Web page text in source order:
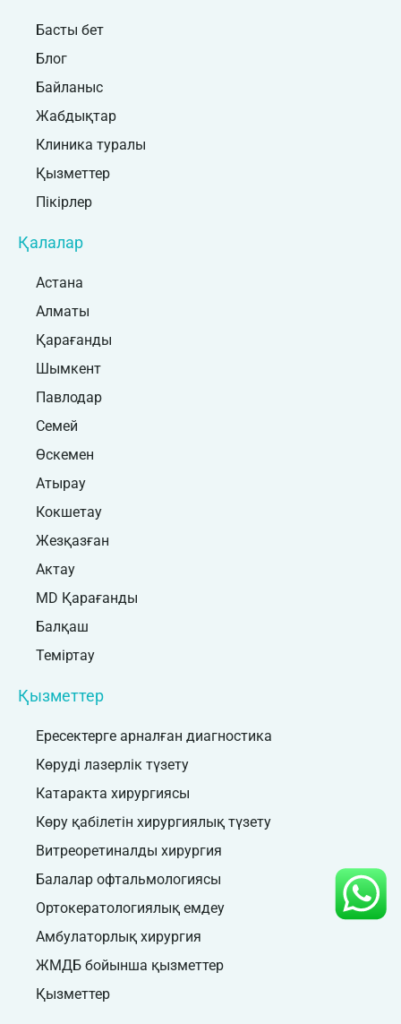
Басты бет
Блог
Байланыс
Жабдықтар
Клиника туралы
Қызметтер
Пікірлер
Қалалар
Астана
Алматы
Қарағанды
Шымкент
Павлодар
Семей
Өскемен
Атырау
Кокшетау
Жезқазған
Актау
MD Қарағанды
Балқаш
Теміртау
Қызметтер
Ересектерге арналған диагностика
Көруді лазерлік түзету
Катаракта хирургиясы
Көру қабілетін хирургиялық түзету
Витреоретиналды хирургия
Балалар офтальмологиясы
Ортокератологиялық емдеу
Амбулаторлық хирургия
ЖМДБ бойынша қызметтер
Қызметтер